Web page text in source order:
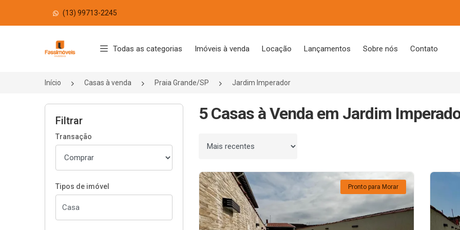
(13) 99713-2245
Página inicial
Todas as categorias Imóveis à venda Locação Lançamentos Sobre nós Contato
Início Casas à venda Praia Grande/SP Jardim Imperador
Filtrar
Transação
Tipos de imóvel
5 Casas à Venda em Jardim
Ordenar por
Pronto para Morar